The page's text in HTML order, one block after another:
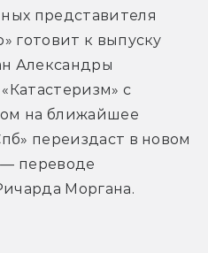
представителя
готовит к выпуску
Александры
с
на ближайшее
переиздаст в новом
переводе
Моргана.